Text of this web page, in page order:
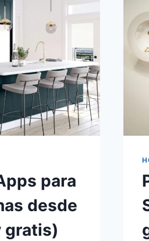
para
desde
gratis)